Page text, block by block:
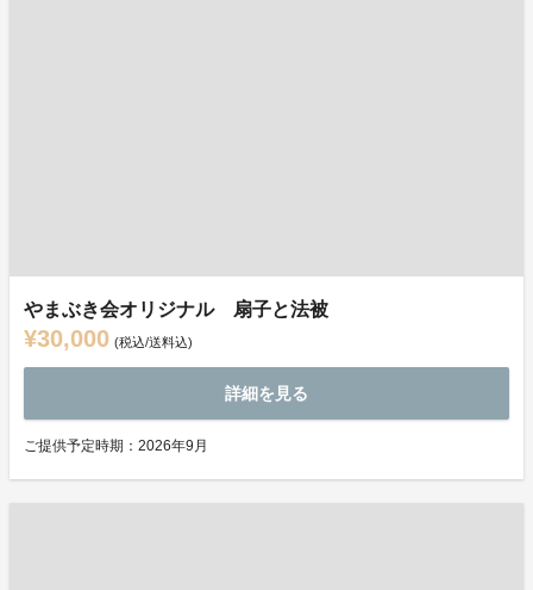
やまぶき会オリジナル 扇子と法被
¥30,000 (税込/送料込)
詳細を見る
ご提供予定時期：2026年9月